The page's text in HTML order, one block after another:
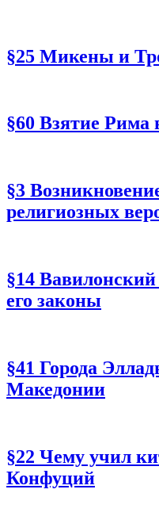
§25 Микены и
§60 Взятие Рима
§3
религиозных
§14
его законы
§41 Города
Македонии
§22 Чему учил
Конфуций